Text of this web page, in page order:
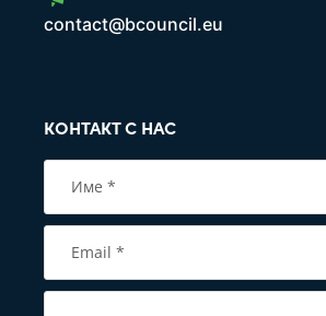
contact@bcouncil.eu
КОНТАКТ С НАС